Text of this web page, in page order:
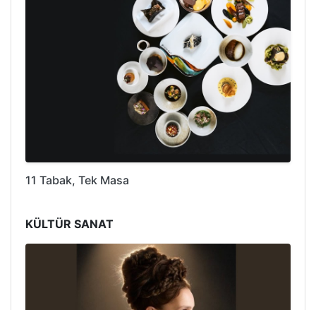
11 Tabak, Tek Masa
KÜLTÜR SANAT